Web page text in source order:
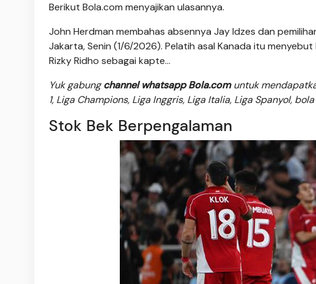
Berikut Bola.com menyajikan ulasannya.
John Herdman membahas absennya Jay Idzes dan
Jakarta, Senin (1/6/2026). Pelatih asal Kanada itu
Rizky Ridho sebagai kapte...
Yuk gabungchannel whatsapp Bola.comuntuk
1, Liga Champions, Liga Inggris, Liga Italia, Liga Spanyol,
Stok Bek Berpengalaman